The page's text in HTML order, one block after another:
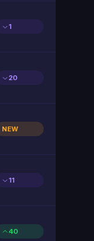
1
20
NEW
11
40